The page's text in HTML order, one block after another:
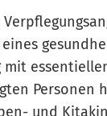
mit
Personen
und